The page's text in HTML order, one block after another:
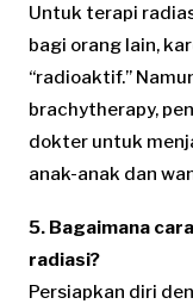
Untuk terapi
bagi orang lain,
“radioaktif.”
brachytherapy,
dokter untuk
anak-anak dan
5. Bagaimana
radiasi?
Persiapkan diri